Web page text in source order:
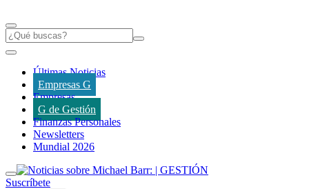
Últimas Noticias
Empresas G
Empresas
G de Gestión
Finanzas Personales
Newsletters
Mundial 2026
Suscríbete